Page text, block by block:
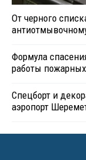
От черного
Формула
работы
Спецборт и
аэропорт